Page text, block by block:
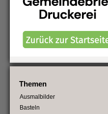
Themen
Ausmalbilder
Basteln